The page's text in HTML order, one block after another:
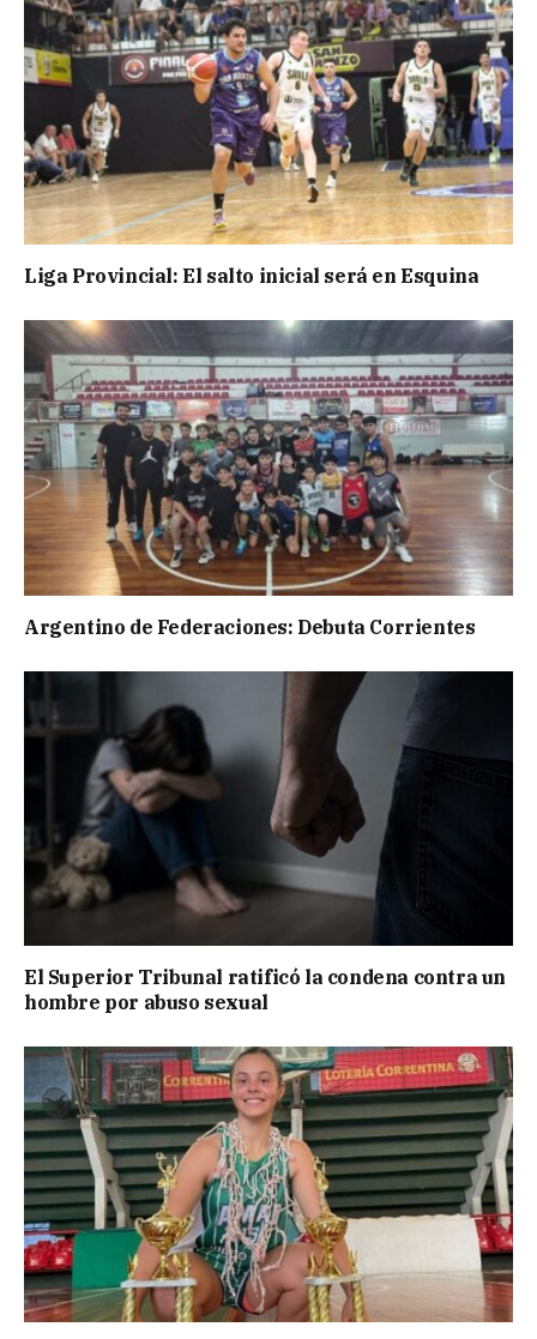
Liga Provincial: El salto inicial será en Esquina
Argentino de Federaciones: Debuta Corrientes
El Superior Tribunal ratificó la condena contra un
hombre por abuso sexual